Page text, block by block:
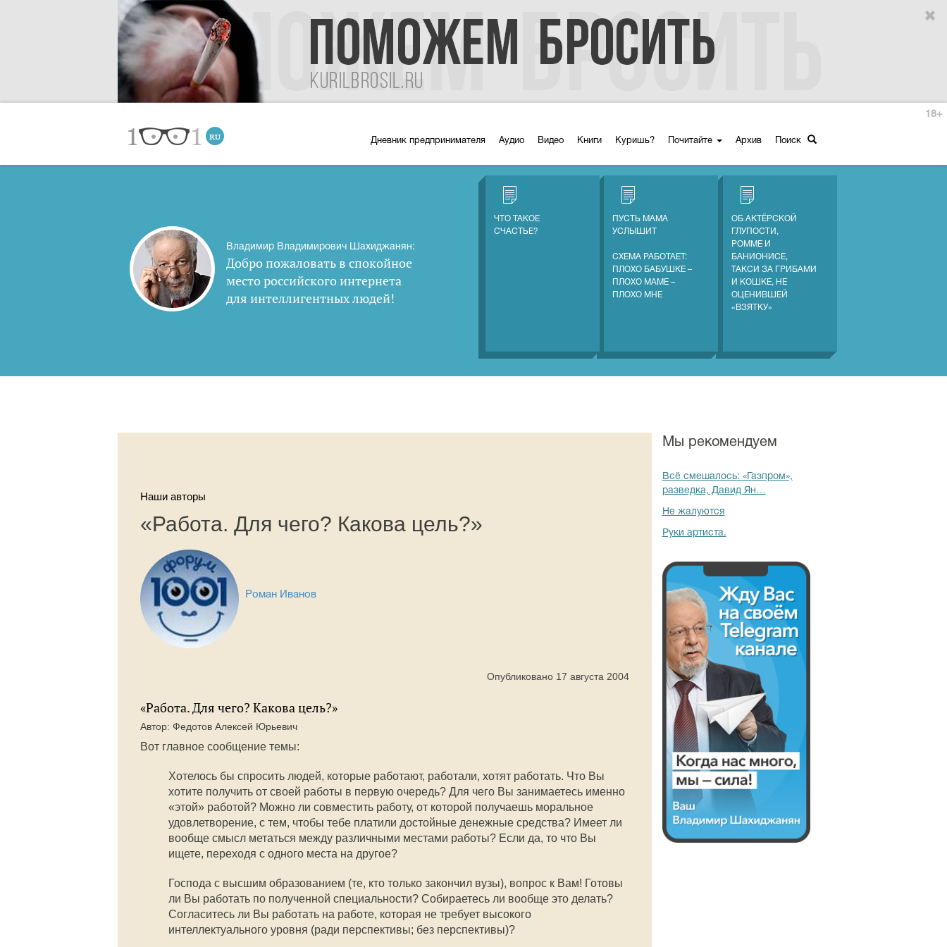
Дневник предпринимателя Аудио Видео Книги Куришь? Почитайте Архив Поиск
18+
Владимир Владимирович Шахиджанян:
Добро пожаловать в спокойное
место российского интернета
для интеллигентных людей!
ЧТО ТАКОЕ
СЧАСТЬЕ?
ПУСТЬ МАМА
УСЛЫШИТ
СХЕМА РАБОТАЕТ:
ПЛОХО БАБУШКЕ –
ПЛОХО МАМЕ –
ПЛОХО МНЕ
ОБ АКТЁРСКОЙ
ГЛУПОСТИ,
РОММЕ И
БАНИОНИСЕ,
ТАКСИ ЗА ГРИБАМИ
И КОШКЕ, НЕ
ОЦЕНИВШЕЙ
«ВЗЯТКУ»
Наши авторы
«Работа. Для чего? Какова цель?»
Роман Иванов
Опубликовано 17 августа 2004
«Работа. Для чего? Какова цель?»
Автор: Федотов Алексей Юрьевич
Вот главное сообщение темы:
Хотелось бы спросить людей, которые работают, работали, хотят работать. Что Вы
хотите получить от своей работы в первую очередь? Для чего Вы занимаетесь именно
«этой» работой? Можно ли совместить работу, от которой получаешь моральное
удовлетворение, с тем, чтобы тебе платили достойные денежные средства? Имеет ли
вообще смысл метаться между различными местами работы? Если да, то что Вы
ищете, переходя с одного места на другое?
Господа с высшим образованием (те, кто только закончил вузы), вопрос к Вам! Готовы
ли Вы работать по полученной специальности? Собираетесь ли вообще это делать?
Согласитесь ли Вы работать на работе, которая не требует высокого
интеллектуального уровня (ради перспективы; без перспективы)?
Мы рекомендуем
Всё смешалось: «Газпром»,
разведка, Давид Ян…
Не жалуются
Руки артиста.